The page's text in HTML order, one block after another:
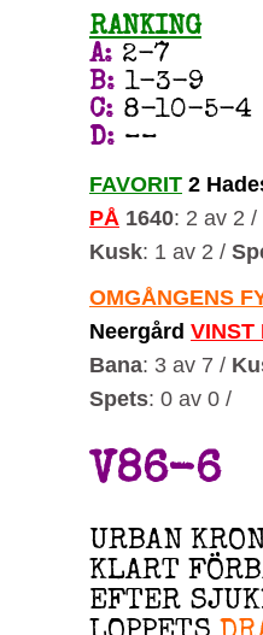
RANKING
A: 2-7
B: 1-3-9
C: 8-10-5-4
D: ––
FAVORIT 2
PÅ 1640: 2 av 2 /
Kusk: 1 av 2 /
OMGÅNGENS
Neergård VINST
Bana: 3 av 7 /
Spets: 0 av 0 /
V86-6
URBAN
KLART
EFTER